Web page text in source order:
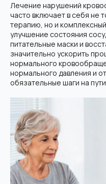
Лечение нарушений
часто включает в себя не
терапию, но и
улучшение состояния
питательные маски и
значительно ускорить
нормального
нормального давления и
обязательные шаги на